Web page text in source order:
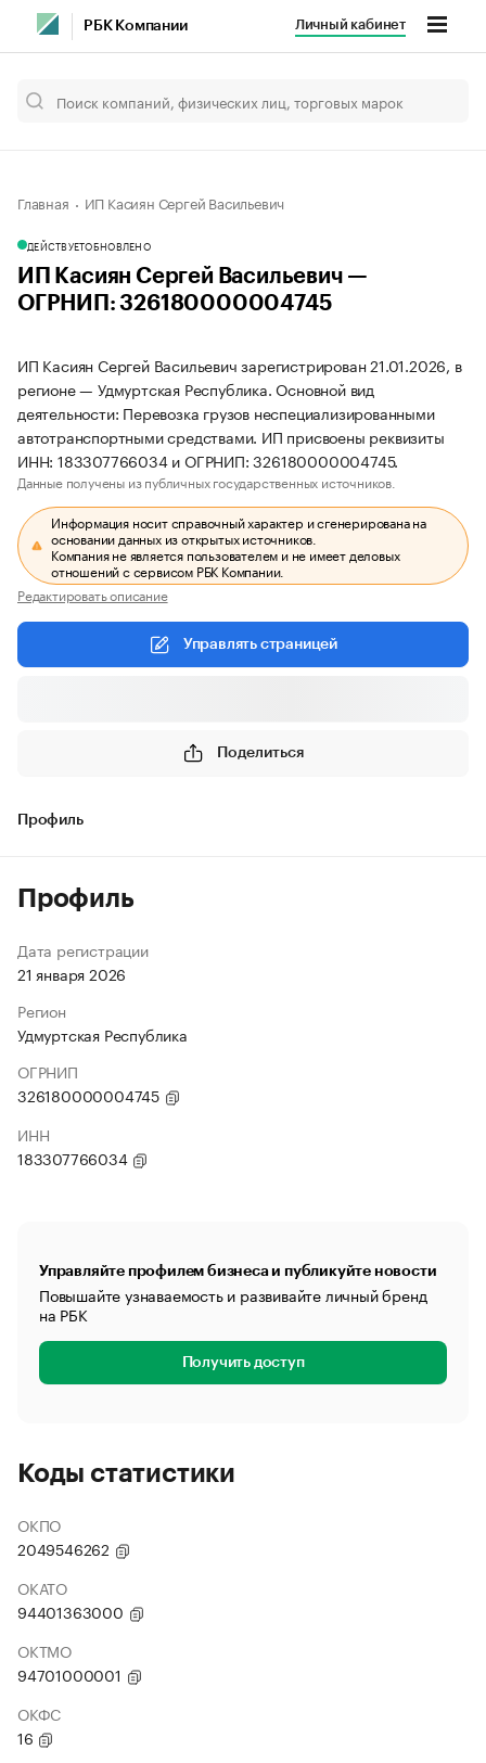
РБК Компании Личный кабинет
Главная ИП Касиян Сергей Васильевич
ДЕЙСТВУЕТОБНОВЛЕНО
ИП Касиян Сергей Васильевич —
ОГРНИП: 326180000004745
ИП Касиян Сергей Васильевич зарегистрирован 21.01.2026, в
регионе — Удмуртская Республика. Основной вид
деятельности: Перевозка грузов неспециализированными
автотранспортными средствами. ИП присвоены реквизиты
ИНН: 183307766034 и ОГРНИП: 326180000004745.
Данные получены из публичных государственных источников.
Информация носит справочный характер и сгенерирована на
основании данных из открытых источников.
Компания не является пользователем и не имеет деловых
отношений с сервисом РБК Компании.
Редактировать описание
Управлять страницей
Поделиться
Профиль
Профиль
Дата регистрации
21 января 2026
Регион
Удмуртская Республика
ОГРНИП
326180000004745
ИНН
183307766034
Управляйте профилем бизнеса и публикуйте новости
Повышайте узнаваемость и развивайте личный бренд
на РБК
Получить доступ
Коды статистики
ОКПО
2049546262
ОКАТО
94401363000
ОКТМО
94701000001
ОКФС
16